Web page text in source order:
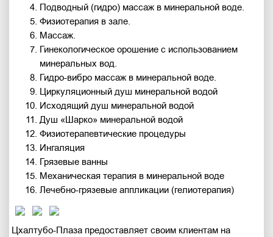
Подводный (гидро) массаж в минеральной воде.
Физиотерапия в зале.
Массаж.
Гинекологическое орошение с использованием
минеральных вод.
Гидро-вибро массаж в минеральной воде.
Циркуляционный душ минеральной водой
Исходящий душ минеральной водой
Душ «Шарко» минеральной водой
Физиотерапевтические процедуры
Ингаляция
Грязевые ванны
Механическая терапия в минеральной воде
Лечебно-грязевые аппликации (гелиотерапия)
Цхалтубо-Плаза предоставляет своим клиентам на